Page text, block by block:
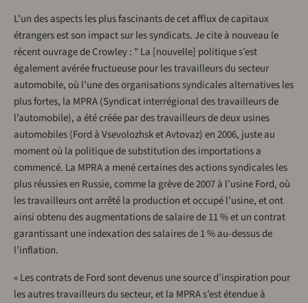
L’un des aspects les plus fascinants de cet afflux de capitaux
étrangers est son impact sur les syndicats. Je cite à nouveau le
récent ouvrage de Crowley : " La [nouvelle] politique s’est
également avérée fructueuse pour les travailleurs du secteur
automobile, où l’une des organisations syndicales alternatives les
plus fortes, la MPRA (Syndicat interrégional des travailleurs de
l’automobile), a été créée par des travailleurs de deux usines
automobiles (Ford à Vsevolozhsk et Avtovaz) en 2006, juste au
moment où la politique de substitution des importations a
commencé. La MPRA a mené certaines des actions syndicales les
plus réussies en Russie, comme la grève de 2007 à l’usine Ford, où
les travailleurs ont arrêté la production et occupé l’usine, et ont
ainsi obtenu des augmentations de salaire de 11 % et un contrat
garantissant une indexation des salaires de 1 % au-dessus de
l’inflation.
« Les contrats de Ford sont devenus une source d’inspiration pour
les autres travailleurs du secteur, et la MPRA s’est étendue à